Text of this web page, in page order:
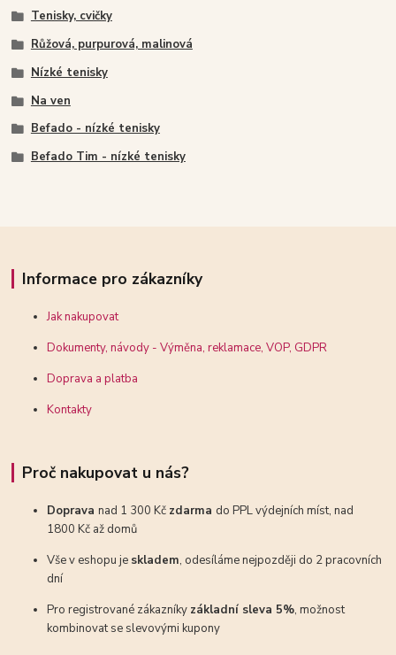
Tenisky, cvičky
Růžová, purpurová, malinová
Nízké tenisky
Na ven
Befado - nízké tenisky
Befado Tim - nízké tenisky
Informace pro zákazníky
Jak nakupovat
Dokumenty, návody - Výměna, reklamace, VOP, GDPR
Doprava a platba
Kontakty
Proč nakupovat u nás?
Dopravanad 1 300 Kč zdarma do PPL výdejních míst, nad
1800 Kč až domů
Vše v eshopu je skladem, odesíláme nejpozději do 2 pracovních
dní
Pro registrované zákazníky základní sleva 5%, možnost
kombinovat se slevovými kupony